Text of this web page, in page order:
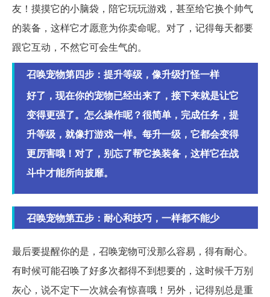
友！摸摸它的小脑袋，陪它玩玩游戏，甚至给它换个帅气
的装备，这样它才愿意为你卖命呢。对了，记得每天都要
跟它互动，不然它可会生气的。
召唤宠物第四步：提升等级，像升级打怪一样
好了，现在你的宠物已经出来了，接下来就是让它
变得更强了。怎么操作呢？很简单，完成任务，提
升等级，就像打游戏一样。每升一级，它都会变得
更厉害哦！对了，别忘了帮它换装备，这样它在战
斗中才能所向披靡。
召唤宠物第五步：耐心和技巧，一样都不能少
最后要提醒你的是，召唤宠物可没那么容易，得有耐心。
有时候可能召唤了好多次都得不到想要的，这时候千万别
灰心，说不定下一次就会有惊喜哦！另外，记得别总是重